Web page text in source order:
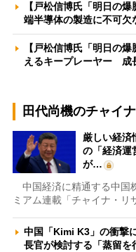
【戸松信博氏「明日の
端半導体の製造に不可
【戸松信博氏「明日の
えるキープレーヤー 成
田代尚機のチャイ
厳しい経済
の「経済
が…
中国経済に精通する中国
ミアム連載「チャイナ・
中国「Kimi K3」の衝撃
長官が検討する「蒸留